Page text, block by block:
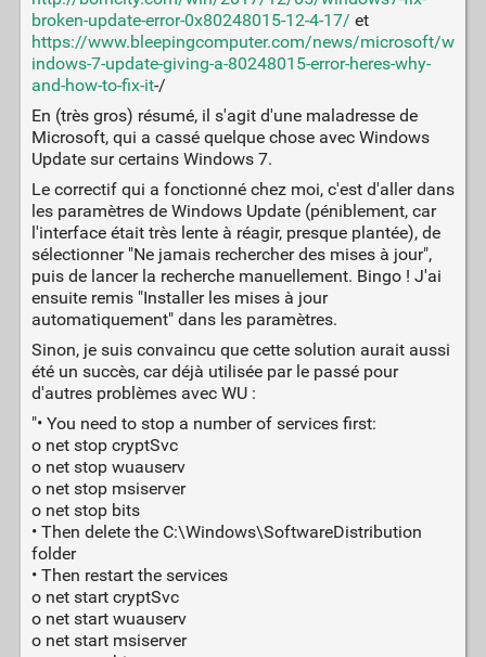
broken-update-error-0x80248015-12-4-17/ et
https://www.bleepingcomputer.com/news/microsoft/w
indows-7-update-giving-a-80248015-error-heres-why-
and-how-to-fix-it-/
En (très gros) résumé, il s'agit d'une maladresse de
Microsoft, qui a cassé quelque chose avec Windows
Update sur certains Windows 7.
Le correctif qui a fonctionné chez moi, c'est d'aller dans
les paramètres de Windows Update (péniblement, car
l'interface était très lente à réagir, presque plantée), de
sélectionner "Ne jamais rechercher des mises à jour",
puis de lancer la recherche manuellement. Bingo ! J'ai
ensuite remis "Installer les mises à jour
automatiquement" dans les paramètres.
Sinon, je suis convaincu que cette solution aurait aussi
été un succès, car déjà utilisée par le passé pour
d'autres problèmes avec WU :
"• You need to stop a number of services first:
o net stop cryptSvc
o net stop wuauserv
o net stop msiserver
o net stop bits
• Then delete the C:\Windows\SoftwareDistribution
folder
• Then restart the services
o net start cryptSvc
o net start wuauserv
o net start msiserver